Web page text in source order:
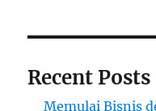
Recent Posts
Memulai Bisnis